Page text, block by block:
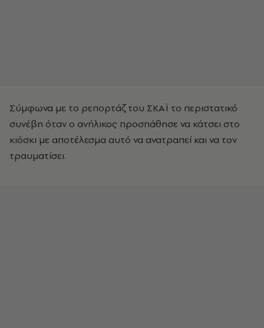
Σύμφωνα με το ρεπορτάζ του ΣΚΑΪ το περιστατικό
συνέβη όταν ο ανήλικος προσπάθησε να κάτσει στο
κιόσκι με αποτέλεσμα αυτό να ανατραπεί και να τον
τραυματίσει.